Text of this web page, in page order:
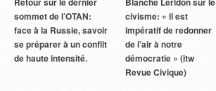
sommet de l’OTAN:
face à la Russie, savoir
se préparer à un conflit
de haute intensité.
civisme: « il est
impératif de redonner
de l’air à notre
démocratie » (itw
Revue Civique)